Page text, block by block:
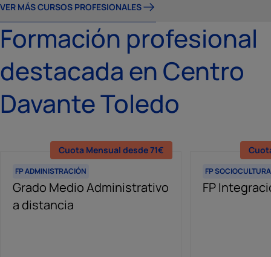
VER MÁS CURSOS PROFESIONALES
Formación profesional
destacada en Centro
Davante Toledo
Cuota Mensual desde 71€
FP ADMINISTRACIÓN
Grado Medio Administrativo
a distancia
FP
FP